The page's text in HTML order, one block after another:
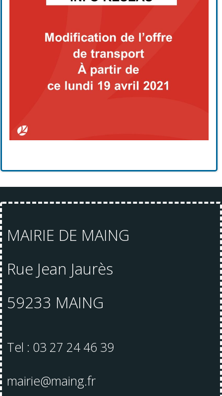
MAIRIE DE MAING
Rue Jean Jaurès
59233 MAING
Tel : 03 27 24 46 39
mairie@maing.fr